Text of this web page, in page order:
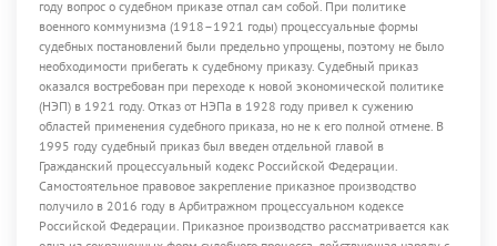
году вопрос о судебном приказе отпал сам собой. При политике
военного коммунизма (1918–1921 годы) процессуальные формы
судебных постановлений были предельно упрощены, поэтому не было
необходимости прибегать к судебному приказу. Судебный приказ
оказался востребован при переходе к новой экономической политике
(НЭП) в 1921 году. Отказ от НЭПа в 1928 году привел к сужению
областей применения судебного приказа, но не к его полной отмене. В
1995 году судебный приказ был введен отдельной главой в
Гражданский процессуальный кодекс Российской Федерации.
Самостоятельное правовое закрепление приказное производство
получило в 2016 году в Арбитражном процессуальном кодексе
Российской Федерации. Приказное производство рассматривается как